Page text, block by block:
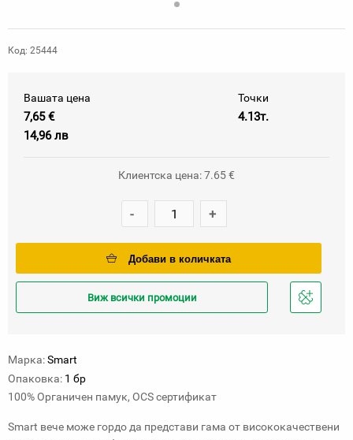
Код: 25444
Вашата цена
7,65 €
14,96 лв
Точки
4.13т.
Клиентска цена: 7.65 €
- +
Добави в количката
Виж всички промоции
Добави
Марка:Smart
Опаковка: 1 бр
100% Органичен памук, OCS сертификат
Smart вече може гордо да представи гама от висококачествени